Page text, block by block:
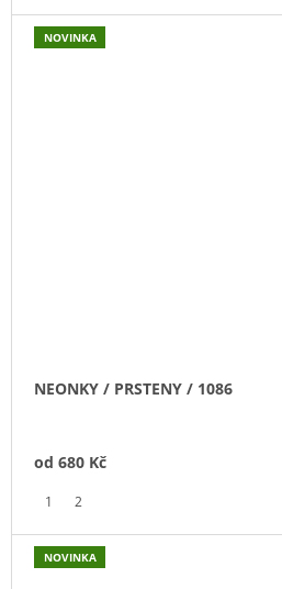
NOVINKA
NEONKY / PRSTENY / 1086
od 680 Kč
1 2
NOVINKA